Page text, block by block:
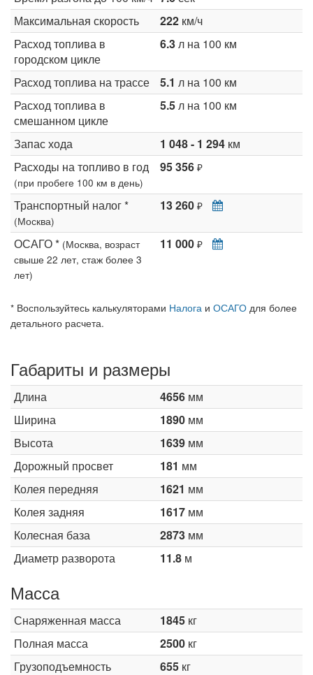
Максимальная скорость
222 км/ч
Расход топлива в
городском цикле
6.3л на 100 км
Расход топлива на трассе 5.1 л на 100 км
Расход топлива в
смешанном цикле
5.5л на 100 км
Запас хода 1 048 - 1 294 км
Расходы на топливо в год
(при пробеге 100 км в день)
95 356 ₽
Транспортный налог *
(Москва)
13 260 ₽
ОСАГО * (Москва, возраст
свыше 22 лет, стаж более 3
лет)
11 000 ₽
* Воспользуйтесь калькуляторами Налога и ОСАГО для более
детального расчета.
Габариты и размеры
Длина 4656 мм
Ширина
1890 мм
Высота
1639 мм
Дорожный просвет
181 мм
Колея передняя
1621 мм
Колея задняя
1617 мм
Колесная база
2873 мм
Диаметр разворота
11.8 м
Масса
Снаряженная масса 1845 кг
Полная масса
2500 кг
Грузоподъемность
655 кг